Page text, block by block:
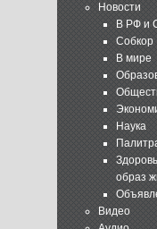
Новости
В РФ и
Собкор
В мире
Наука
образ
Видео